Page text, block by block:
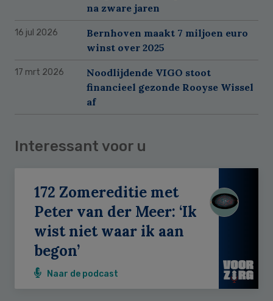
na zware jaren
16 jul 2026
Bernhoven maakt 7 miljoen euro
winst over 2025
17 mrt 2026
Noodlijdende VIGO stoot
financieel gezonde Rooyse Wissel
af
Interessant voor u
172 Zomereditie met
Peter van der Meer: ‘Ik
wist niet waar ik aan
begon’
Naar de podcast